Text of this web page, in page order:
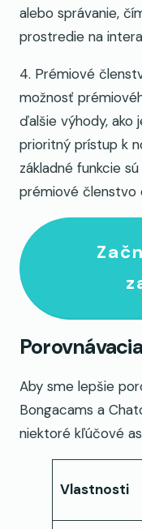
alebo správanie,
prostredie na
4. Prémiové
možnosť
ďalšie výhody, ako
prioritný prístup k
základné funkcie
prémiové členstvo
Aby sme lepšie
Bongacams a
niektoré kľúčové
Vlastnosti